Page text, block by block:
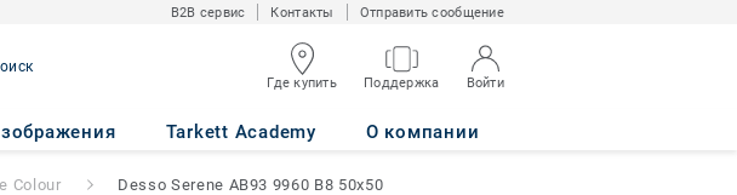
B2B сервис Контакты Отправить сообщение
Где купить Поддержка Войти
Tarkett Academy О компании
AB93 9960 B8 50x50
Colour Desso Serene AB93 9960 B8 50x50